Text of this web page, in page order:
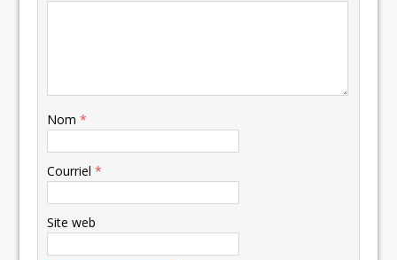
Nom*
Courriel*
Site web